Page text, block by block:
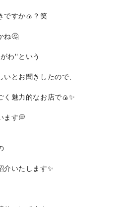
ですか🍙？笑
ね🤔
わ''という
とお聞きしたので、
く魅力的なお店で🍙✨
ます💭
介いたします✨